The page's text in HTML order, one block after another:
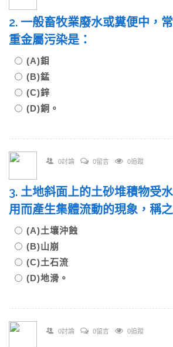
2. 一般畜牧業廢水或糞便中，
重金屬污染是：
(A)鉬
(B)錳
(C)鋅
(D)銅。
0討論 0留言 0追蹤
3. 土地斜面上的土砂堆積物受
用而產生集體流動的現象，稱之
(A)土壤沖蝕
(B)山崩
(C)土石流
(D)地滑。
0討論 0留言 0追蹤